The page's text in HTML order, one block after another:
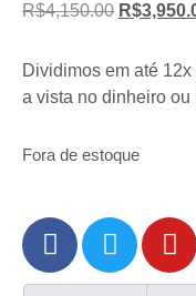
R$4,150.00 R$
Dividimos em até
a vista no dinheiro ou
Fora de estoque